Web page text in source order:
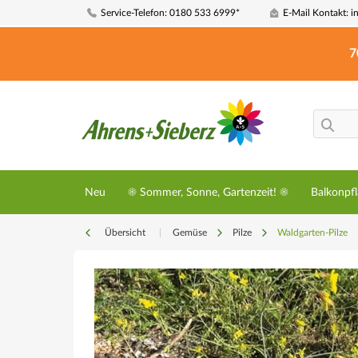
Service-Telefon: 0180 533 6999* E-Mail Kontakt:
Neu ☀️ Sommer, Sonne, Gartenzeit! ☀️
Übersicht Gemüse Pilze Waldgarten-Pilze